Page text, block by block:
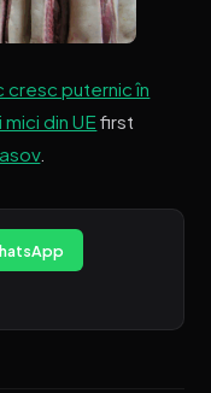
cresc puternic în
din UE first
.